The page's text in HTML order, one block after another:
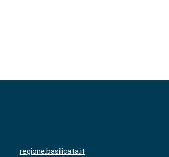
regione.basilicata.it